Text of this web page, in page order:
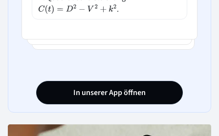
C(t)= D2−V2+ k2 .
In unserer App öffnen